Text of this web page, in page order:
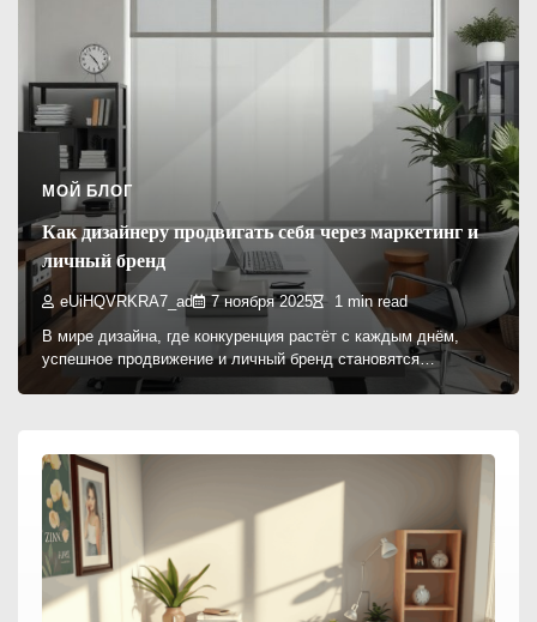
МОЙ БЛОГ
Как дизайнеру продвигать себя через маркетинг и
личный бренд
eUiHQVRKRA7_ad 7 ноября 2025 1 min read
В мире дизайна, где конкуренция растёт с каждым днём,
успешное продвижение и личный бренд становятся…